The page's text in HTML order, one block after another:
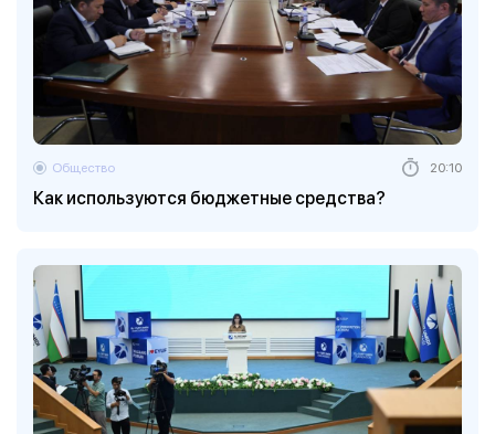
Как используются бюджетные средства?
Общество 20:10